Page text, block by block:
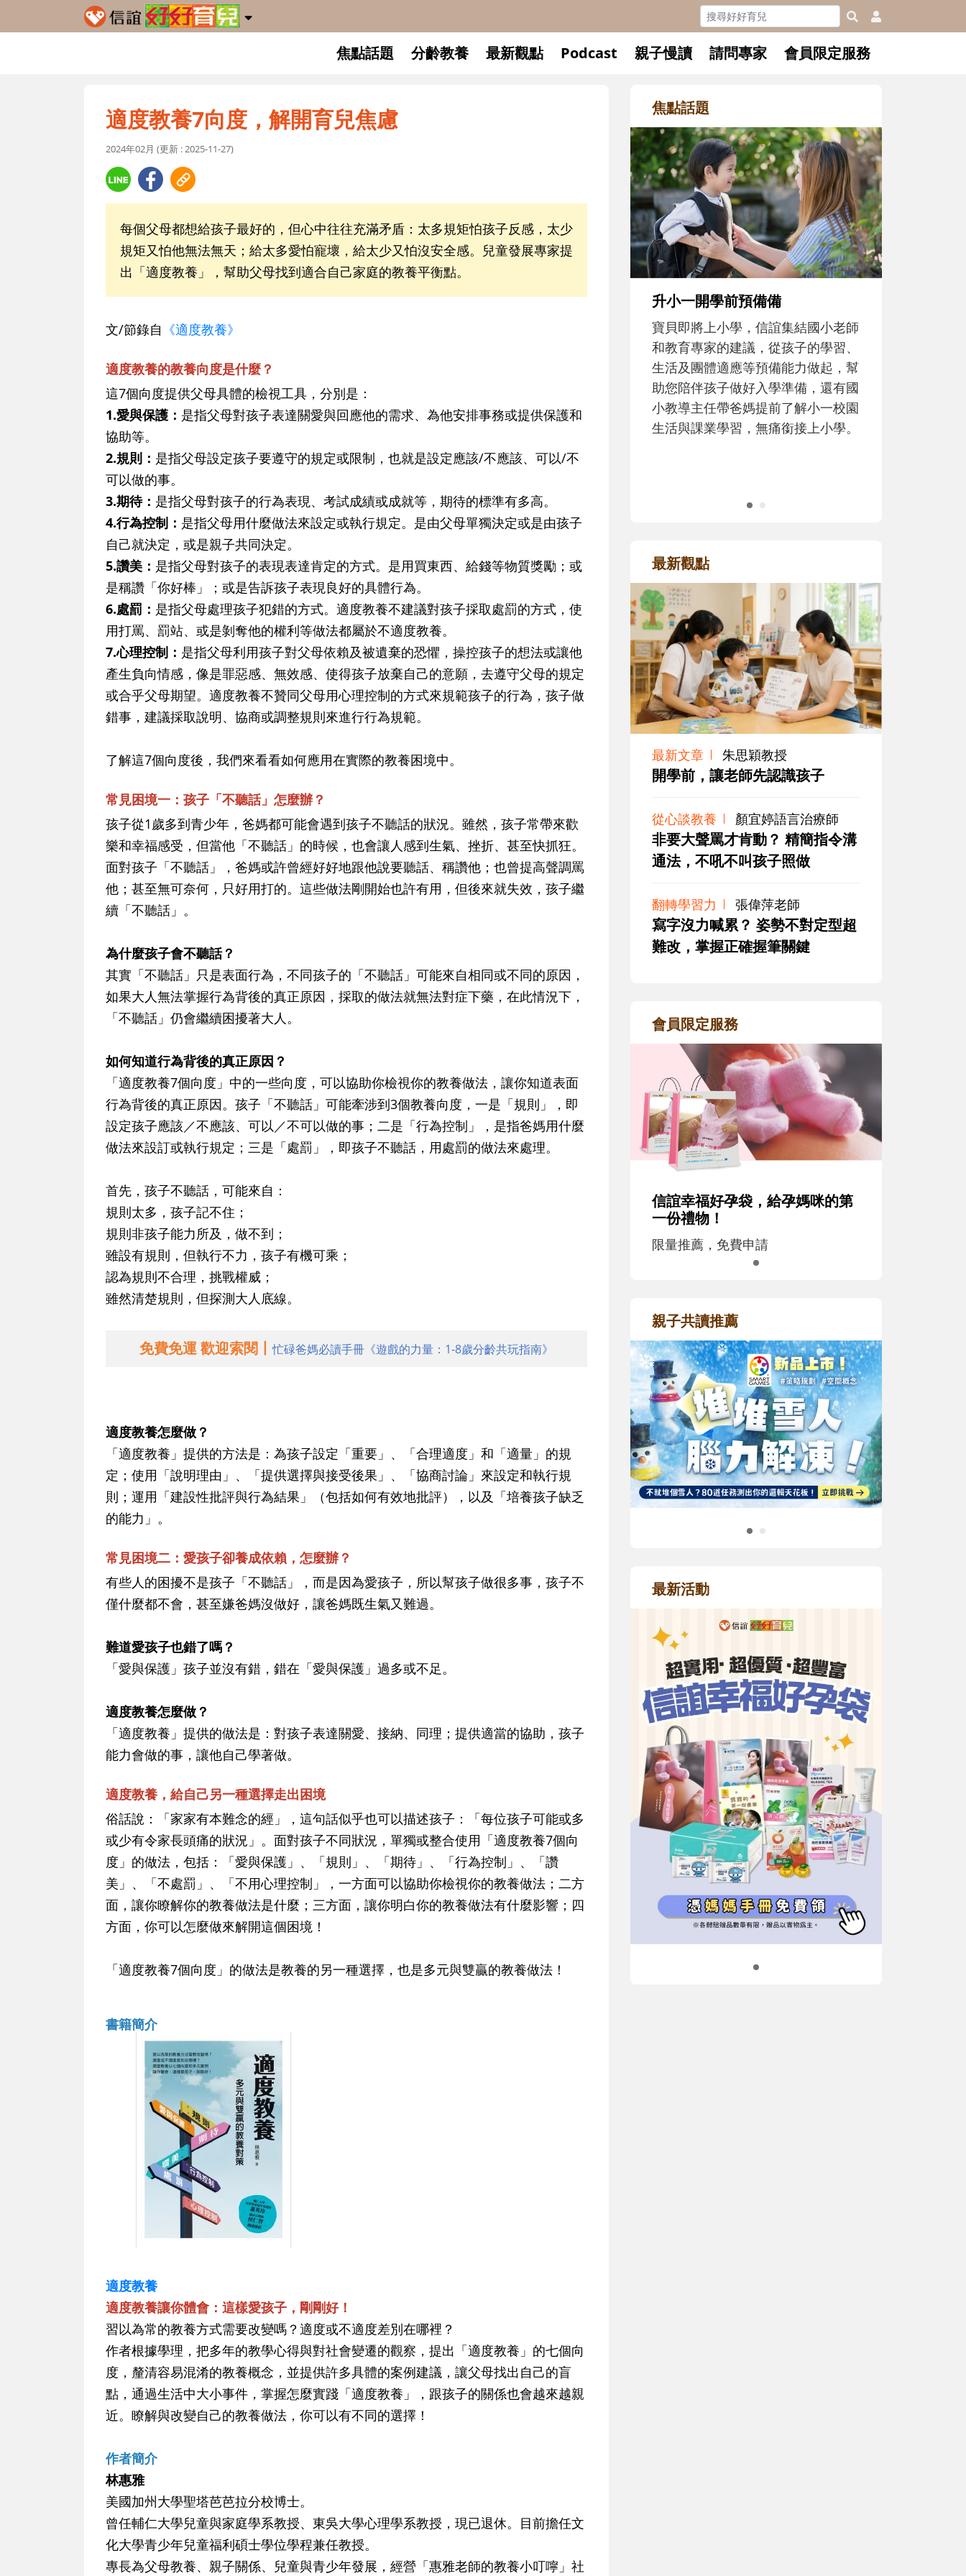
焦點話題 分齡教養 最新觀點 Podcast 親子慢讀 請問專家 會員限定服務
適度教養7向度，解開育兒焦慮
2024年02月 (更新 : 2025-11-27)
每個父母都想給孩子最好的，但心中往往充滿矛盾：太多規矩怕孩子反感，太少
規矩又怕他無法無天；給太多愛怕寵壞，給太少又怕沒安全感。兒童發展專家提
出「適度教養」，幫助父母找到適合自己家庭的教養平衡點。
文/節錄自 《適度教養》
適度教養的教養向度是什麼？
這7個向度提供父母具體的檢視工具，分別是：
1.愛與保護： 是指父母對孩子表達關愛與回應他的需求、為他安排事務或提供保護和
協助等。
2.規則： 是指父母設定孩子要遵守的規定或限制，也就是設定應該/不應該、可以/不
可以做的事。
3.期待： 是指父母對孩子的行為表現、考試成績或成就等，期待的標準有多高。
4.行為控制： 是指父母用什麼做法來設定或執行規定。是由父母單獨決定或是由孩子
自己就決定，或是親子共同決定。
5.讚美： 是指父母對孩子的表現表達肯定的方式。是用買東西、給錢等物質獎勵；或
是稱讚「你好棒」；或是告訴孩子表現良好的具體行為。
6.處罰： 是指父母處理孩子犯錯的方式。適度教養不建議對孩子採取處罰的方式，使
用打罵、罰站、或是剝奪他的權利等做法都屬於不適度教養。
7.心理控制： 是指父母利用孩子對父母依賴及被遺棄的恐懼，操控孩子的想法或讓他
產生負向情感，像是罪惡感、無效感、使得孩子放棄自己的意願，去遵守父母的規定
或合乎父母期望。適度教養不贊同父母用心理控制的方式來規範孩子的行為，孩子做
錯事，建議採取說明、協商或調整規則來進行行為規範。
了解這7個向度後，我們來看看如何應用在實際的教養困境中。
常見困境一：孩子「不聽話」怎麼辦？
孩子從1歲多到青少年，爸媽都可能會遇到孩子不聽話的狀況。雖然，孩子常帶來歡
樂和幸福感受，但當他「不聽話」的時候，也會讓人感到生氣、挫折、甚至快抓狂。
面對孩子「不聽話」，爸媽或許曾經好好地跟他說要聽話、稱讚他；也曾提高聲調罵
他；甚至無可奈何，只好用打的。這些做法剛開始也許有用，但後來就失效，孩子繼
續「不聽話」。
為什麼孩子會不聽話？
其實「不聽話」只是表面行為，不同孩子的「不聽話」可能來自相同或不同的原因，
如果大人無法掌握行為背後的真正原因，採取的做法就無法對症下藥，在此情況下，
「不聽話」仍會繼續困擾著大人。
如何知道行為背後的真正原因？
「適度教養7個向度」中的一些向度，可以協助你檢視你的教養做法，讓你知道表面
行為背後的真正原因。孩子「不聽話」可能牽涉到3個教養向度，一是「規則」，即
設定孩子應該／不應該、可以／不可以做的事；二是「行為控制」，是指爸媽用什麼
做法來設訂或執行規定；三是「處罰」，即孩子不聽話，用處罰的做法來處理。
首先，孩子不聽話，可能來自：
規則太多，孩子記不住；
規則非孩子能力所及，做不到；
雖設有規則，但執行不力，孩子有機可乘；
認為規則不合理，挑戰權威；
雖然清楚規則，但探測大人底線。
免費免運 歡迎索閱丨忙碌爸媽必讀手冊《遊戲的力量：1-8歲分齡共玩指南》
適度教養怎麼做？
「適度教養」提供的方法是：為孩子設定「重要」、「合理適度」和「適量」的規
定；使用「說明理由」、「提供選擇與接受後果」、「協商討論」來設定和執行規
則；運用「建設性批評與行為結果」（包括如何有效地批評），以及「培養孩子缺乏
的能力」。
常見困境二：愛孩子卻養成依賴，怎麼辦？
有些人的困擾不是孩子「不聽話」，而是因為愛孩子，所以幫孩子做很多事，孩子不
僅什麼都不會，甚至嫌爸媽沒做好，讓爸媽既生氣又難過。
難道愛孩子也錯了嗎？
「愛與保護」孩子並沒有錯，錯在「愛與保護」過多或不足。
適度教養怎麼做？
「適度教養」提供的做法是：對孩子表達關愛、接納、同理；提供適當的協助，孩子
能力會做的事，讓他自己學著做。
適度教養，給自己另一種選擇走出困境
俗話說：「家家有本難念的經」，這句話似乎也可以描述孩子：「每位孩子可能或多
或少有令家長頭痛的狀況」。面對孩子不同狀況，單獨或整合使用「適度教養7個向
度」的做法，包括：「愛與保護」、「規則」、「期待」、「行為控制」、「讚
美」、「不處罰」、「不用心理控制」，一方面可以協助你檢視你的教養做法；二方
面，讓你瞭解你的教養做法是什麼；三方面，讓你明白你的教養做法有什麼影響；四
方面，你可以怎麼做來解開這個困境！
「適度教養7個向度」的做法是教養的另一種選擇，也是多元與雙贏的教養做法！
書籍簡介
適度教養
適度教養讓你體會：這樣愛孩子，剛剛好！
習以為常的教養方式需要改變嗎？適度或不適度差別在哪裡？
作者根據學理，把多年的教學心得與對社會變遷的觀察，提出「適度教養」的七個向
度，釐清容易混淆的教養概念，並提供許多具體的案例建議，讓父母找出自己的盲
點，通過生活中大小事件，掌握怎麼實踐「適度教養」，跟孩子的關係也會越來越親
近。瞭解與改變自己的教養做法，你可以有不同的選擇！
作者簡介
林惠雅
美國加州大學聖塔芭芭拉分校博士。
曾任輔仁大學兒童與家庭學系教授、東吳大學心理學系教授，現已退休。目前擔任文
化大學青少年兒童福利碩士學位學程兼任教授。
專長為父母教養、親子關係、兒童與青少年發展，經營「惠雅老師的教養小叮嚀」社
焦點話題
和孩子一起長大的那個男人│讀
懂父親的不同模樣
沒有人天生就擅長當爸爸！男人總是
在一次次「前所未有」的體驗中，跟
著孩子一起長大。從給予安全感的肢
體遊戲，到獨立自主、角色認同及解
決問題的能力養成。爸爸正嘗試用不
同的模樣，參與孩子每個重要的成長
歷程。
最新觀點
最新文章 朱思穎教授
開學前，讓老師先認識孩子
從心談教養 顏宜婷語言治療師
非要大聲罵才肯動？ 精簡指令溝
通法，不吼不叫孩子照做
翻轉學習力 張偉萍老師
寫字沒力喊累？ 姿勢不對定型超
難改，掌握正確握筆關鍵
會員限定服務
信誼幸福好孕袋，給孕媽咪的第
一份禮物！
限量推薦，免費申請
親子共讀推薦
最新活動